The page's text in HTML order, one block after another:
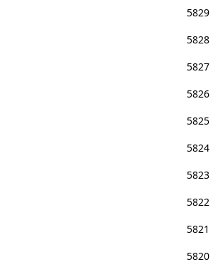
5829
5828
5827
5826
5825
5824
5823
5822
5821
5820